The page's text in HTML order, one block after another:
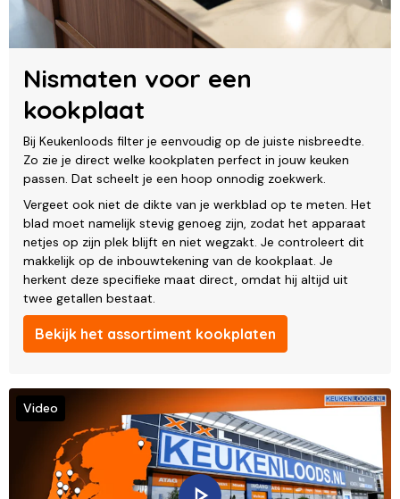
Nismaten voor een
kookplaat
Bij Keukenloods filter je eenvoudig op de juiste nisbreedte.
Zo zie je direct welke kookplaten perfect in jouw keuken
passen. Dat scheelt je een hoop onnodig zoekwerk.
Vergeet ook niet de dikte van je werkblad op te meten. Het
blad moet namelijk stevig genoeg zijn, zodat het apparaat
netjes op zijn plek blijft en niet wegzakt. Je controleert dit
makkelijk op de inbouwtekening van de kookplaat. Je
herkent deze specifieke maat direct, omdat hij altijd uit
twee getallen bestaat.
Bekijk het assortiment kookplaten
Video